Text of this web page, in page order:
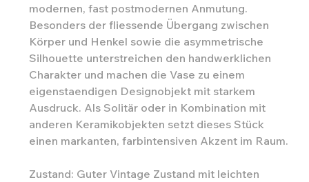
modernen, fast postmodernen Anmutung.
Besonders der fliessende Übergang zwischen
Körper und Henkel sowie die asymmetrische
Silhouette unterstreichen den handwerklichen
Charakter und machen die Vase zu einem
eigenstaendigen Designobjekt mit starkem
Ausdruck. Als Solitär oder in Kombination mit
anderen Keramikobjekten setzt dieses Stück
einen markanten, farbintensiven Akzent im Raum.
Zustand: Guter Vintage Zustand mit leichten